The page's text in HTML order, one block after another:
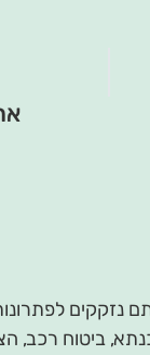
לפתרונות
ביטוח רכב,